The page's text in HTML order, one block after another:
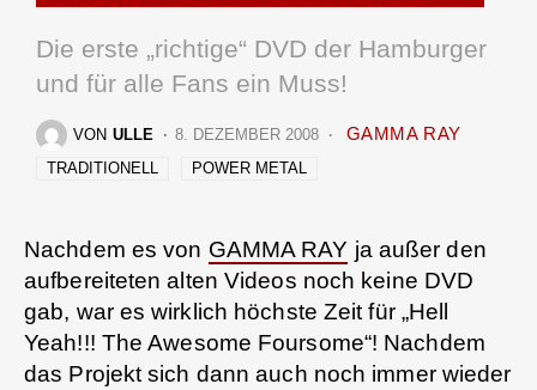
Die erste „richtige“ DVD der Hamburger
und für alle Fans ein Muss!
VON ULLE 8. DEZEMBER 2008 GAMMA RAY
TRADITIONELL POWER METAL
Nachdem es von GAMMA RAY ja außer den
aufbereiteten alten Videos noch keine DVD
gab, war es wirklich höchste Zeit für „Hell
Yeah!!! The Awesome Foursome“! Nachdem
das Projekt sich dann auch noch immer wieder